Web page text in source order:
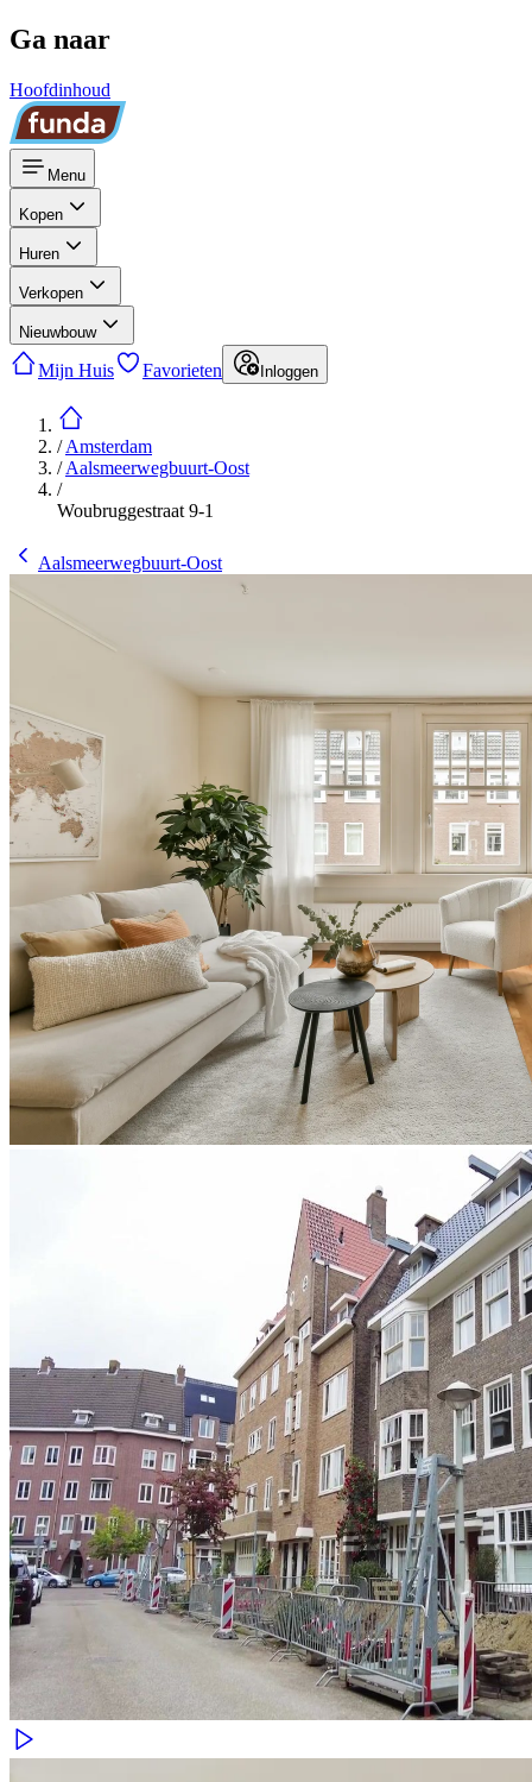
Ga naar
Hoofdinhoud
Menu
Kopen
Huren
Verkopen
Nieuwbouw
Mijn Huis Favorieten Inloggen
/Amsterdam
/Aalsmeerwegbuurt-Oost
/
Woubruggestraat 9-1
Aalsmeerwegbuurt-Oost